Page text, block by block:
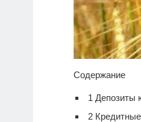
Содержание
1 Депозиты
2